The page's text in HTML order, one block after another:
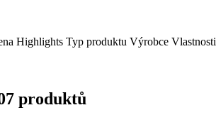
Highlights Typ produktu Výrobce Vlastnosti
produktů